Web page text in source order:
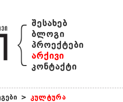
{ შესახებ
ბლოგი
პროექტები
არქივი
კონტაქტი
> კულტურა